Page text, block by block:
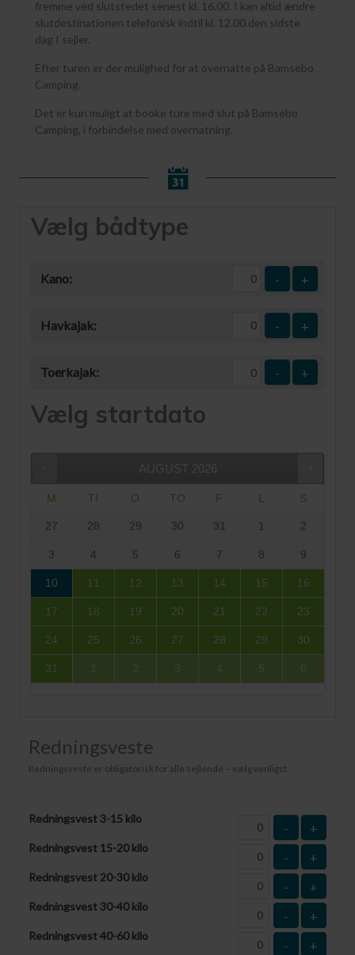
fremme ved slutstedet senest kl. 16.00. I kan altid ændre
slutdestinationen telefonisk indtil kl. 12.00 den sidste
dag I sejler.
Efter turen er der mulighed for at overnatte på Bamsebo
Camping.
Det er kun muligt at booke ture med slut på Bamsebo
Camping, i forbindelse med overnatning.
Vælg bådtype
Kano: - +
Havkajak: - +
Toerkajak: - +
Vælg startdato
AUGUST 2026
M TI O TO F L S
27 28 29 30 31 1 2
3 4 5 6 7 8 9
10 11 12 13 14 15 16
17 18 19 20 21 22 23
24 25 26 27 28 29 30
31 1 2 3 4 5 6
Redningsveste
Redningsveste er obligatorisk for alle sejlende – vælg venligst:
Redningsvest 3-15 kilo
- +
Redningsvest 15-20 kilo
- +
Redningsvest 20-30 kilo
- +
Redningsvest 30-40 kilo
- +
Redningsvest 40-60 kilo
- +